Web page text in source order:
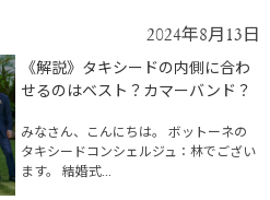
2024年8月13日
《解説》タキシードの内側に合わ
せるのはベスト？カマーバンド？
みなさん、こんにちは。 ボットーネの
タキシードコンシェルジュ：林でござい
ます。 結婚式...